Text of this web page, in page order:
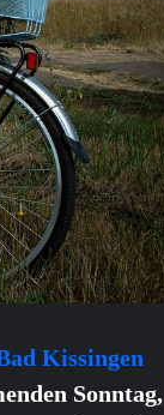
Kissingen
Sonntag,